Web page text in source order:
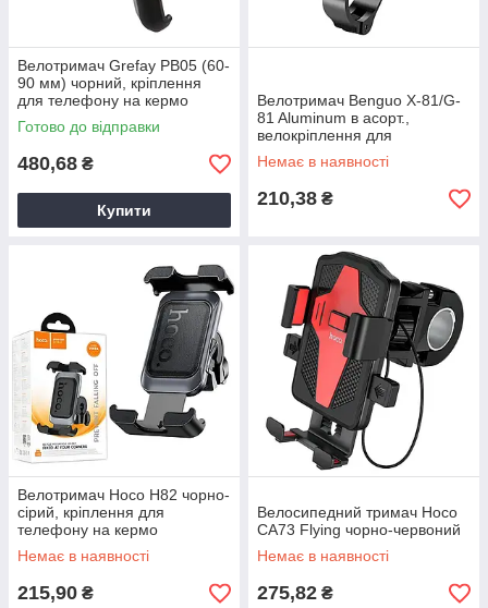
Велотримач Grefay PB05 (60-
90 мм) чорний, кріплення
для телефону на кермо
Готово до відправки
480,68 ₴
Купити
Велотримач Benguo X-81/G-
81 Aluminum в асорт.,
велокріплення для
смартфона, тримач
смартфона на велосипед
Немає в наявності
210,38 ₴
Велотримач Hoco H82 чорно-
сірий, кріплення для
телефону на кермо
Немає в наявності
215,90 ₴
Велосипедний тримач Hoco
CA73 Flying чорно-червоний
Немає в наявності
275,82 ₴